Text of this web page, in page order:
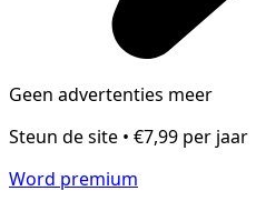
Geen advertenties meer
Steun de site • €7,99 per jaar
Word premium